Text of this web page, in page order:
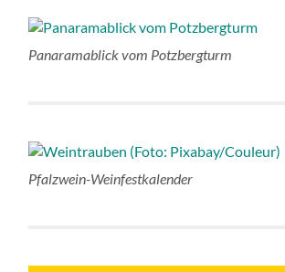
Panaramablick vom Potzbergturm
Pfalzwein-Weinfestkalender